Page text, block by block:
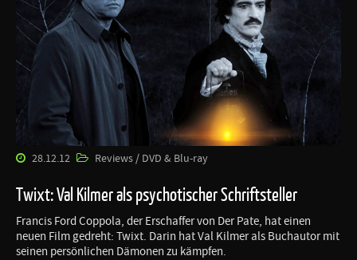
28.12.12 Reviews / DVD & Blu-ray
Twixt: Val Kilmer als psychotischer Schriftsteller
Francis Ford Coppola, der Erschaffer von Der Pate, hat einen
neuen Film gedreht: Twixt. Darin hat Val Kilmer als Buchautor mit
seinen persönlichen Dämonen zu kämpfen.